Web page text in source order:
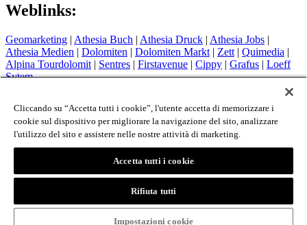
Weblinks:
Geomarketing | Athesia Buch | Athesia Druck | Athesia Jobs |
Athesia Medien | Dolomiten | Dolomiten Markt | Zett | Quimedia |
Alpina Tourdolomit | Sentres | Firstavenue | Cippy | Grafus | Loeff
Sytem
Colophon
Privacy Policy
Cookie Policy
www.whmedia.it
Cliccando su “Accetta tutti i cookie”, l'utente accetta di memorizzare i
cookie sul dispositivo per migliorare la navigazione del sito, analizzare
l'utilizzo del sito e assistere nelle nostre attività di marketing.
Accetta tutti i cookie
Rifiuta tutti
Impostazioni cookie